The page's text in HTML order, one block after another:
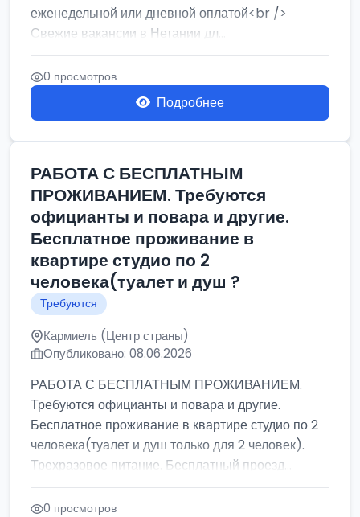
еженедельной или дневной оплатой<br />
Свежие вакансии в Нетании дл...
0 просмотров
Подробнее
РАБОТА С БЕСПЛАТНЫМ
ПРОЖИВАНИЕМ. Требуются
официанты и повара и другие.
Бесплатное проживание в
квартире студио по 2
человека(туалет и душ ?
Требуются
Кармиель (Центр страны)
Опубликовано: 08.06.2026
РАБОТА С БЕСПЛАТНЫМ ПРОЖИВАНИЕМ.
Требуются официанты и повара и другие.
Бесплатное проживание в квартире студио по 2
человека(туалет и душ только для 2 человек).
Трехразовое питание. Бесплатный проезд...
0 просмотров